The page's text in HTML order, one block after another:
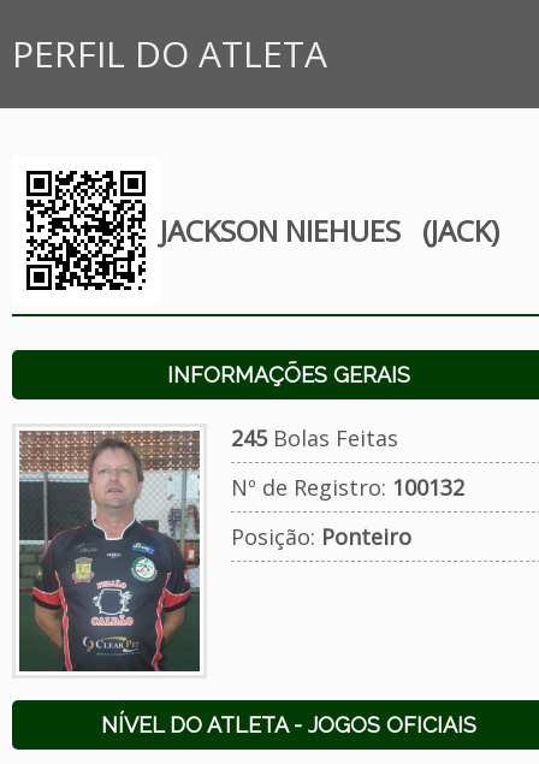
PERFIL DO ATLETA
JACKSON NIEHUES (JACK)
INFORMAÇÕES GERAIS
245Bolas Feitas
Nº de Registro: 100132
Posição: Ponteiro
NÍVEL DO ATLETA - JOGOS OFICIAIS